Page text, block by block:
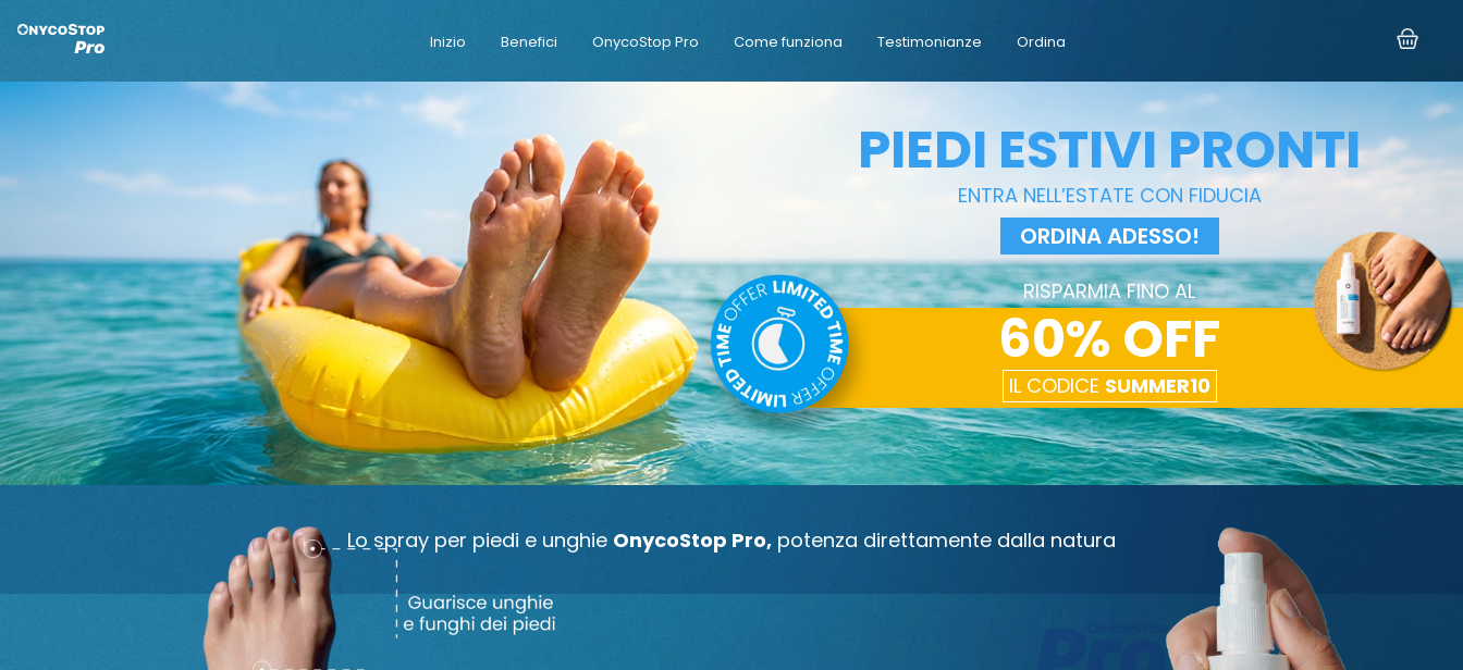
Inizio Benefici OnycoStop Pro Come funziona Testimonianze Ordina
PIEDI ESTIVI PRONTI
ENTRA NELL’ESTATE CON FIDUCIA
ORDINA ADESSO!
RISPARMIA FINO AL
60% OFF
IL CODICE SUMMER10
Lo spray per piedi e unghie OnycoStop Pro, potenza direttamente dalla natura